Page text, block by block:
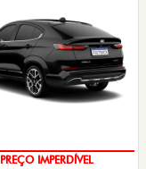
PREÇO IMPERDÍVEL